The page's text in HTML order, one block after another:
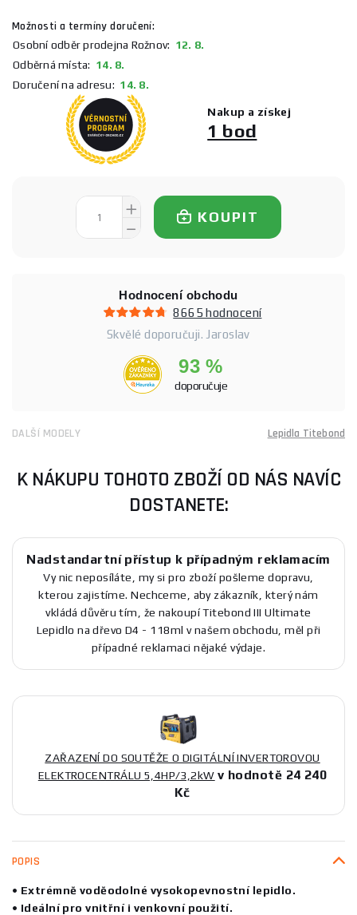
Možnosti a termíny doručení:
Osobní odběr prodejna Rožnov: 12. 8.
Odběrná místa: 14. 8.
Doručení na adresu: 14. 8.
Nakup a získej
1 bod
KOUPIT
Hodnocení obchodu
8665 hodnocení
Skvělé doporučuji. Jaroslav
93 %
doporučuje
DALŠÍ MODELY Lepidla Titebond
K NÁKUPU TOHOTO ZBOŽÍ OD NÁS NAVÍC
DOSTANETE:
Nadstandartní přístup k případným reklamacím
Vy nic neposíláte, my si pro zboží pošleme dopravu,
kterou zajistíme. Nechceme, aby zákazník, který nám
vkládá důvěru tím, že nakoupí Titebond III Ultimate
Lepidlo na dřevo D4 - 118ml v našem obchodu, měl při
případné reklamaci nějaké výdaje.
ZAŘAZENÍ DO SOUTĚŽE O DIGITÁLNÍ INVERTOROVOU
ELEKTROCENTRÁLU 5,4HP/3,2kW v hodnotě 24 240
Kč
POPIS
• Extrémně voděodolné vysokopevnostní lepidlo.
• Ideální pro vnitřní i venkovní použití.